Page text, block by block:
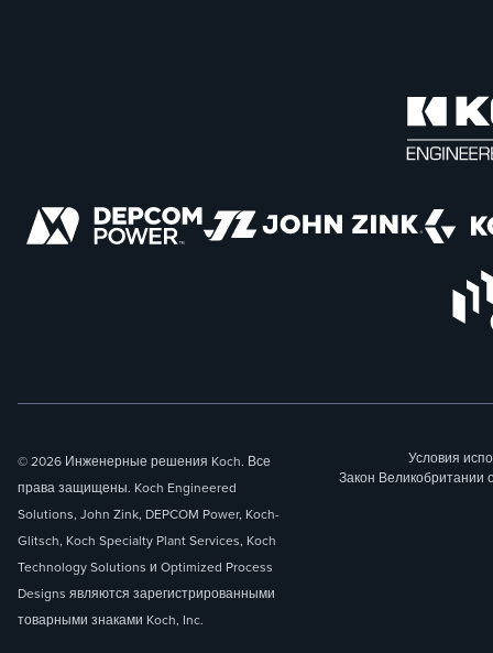
© 2026 Инженерные решения Koch. Все
права защищены. Koch Engineered
Solutions, John Zink, DEPCOM Power, Koch-
Glitsch, Koch Specialty Plant Services, Koch
Technology Solutions и Optimized Process
Designs являются зарегистрированными
товарными знаками Koch, Inc.
Условия
Закон Великобритании